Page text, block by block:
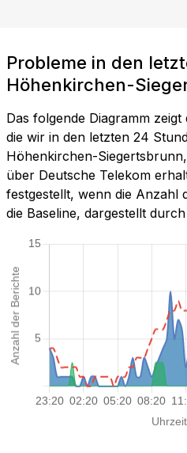
Probleme in den
Höhenkirchen-
Das folgende Diagramm
die wir in den letzten 24
Höhenkirchen-
über Deutsche Telekom
festgestellt, wenn die Anzahl
die Baseline, dargestellt